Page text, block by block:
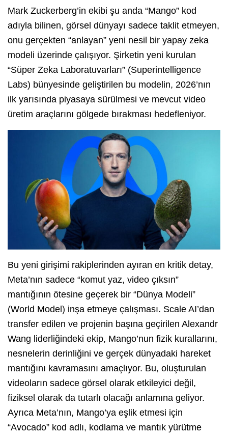
Mark Zuckerberg’in ekibi şu anda “Mango” kod
adıyla bilinen, görsel dünyayı sadece taklit etmeyen,
onu gerçekten “anlayan” yeni nesil bir yapay zeka
modeli üzerinde çalışıyor. Şirketin yeni kurulan
“Süper Zeka Laboratuvarları” (Superintelligence
Labs) bünyesinde geliştirilen bu modelin, 2026’nın
ilk yarısında piyasaya sürülmesi ve mevcut video
üretim araçlarını gölgede bırakması hedefleniyor.
Bu yeni girişimi rakiplerinden ayıran en kritik detay,
Meta’nın sadece “komut yaz, video çıksın”
mantığının ötesine geçerek bir “Dünya Modeli”
(World Model) inşa etmeye çalışması. Scale AI’dan
transfer edilen ve projenin başına geçirilen Alexandr
Wang liderliğindeki ekip, Mango’nun fizik kurallarını,
nesnelerin derinliğini ve gerçek dünyadaki hareket
mantığını kavramasını amaçlıyor. Bu, oluşturulan
videoların sadece görsel olarak etkileyici değil,
fiziksel olarak da tutarlı olacağı anlamına geliyor.
Ayrıca Meta’nın, Mango’ya eşlik etmesi için
“Avocado” kod adlı, kodlama ve mantık yürütme